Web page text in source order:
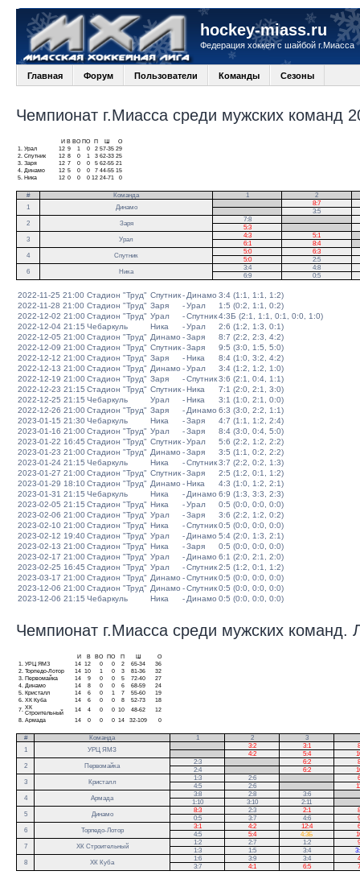
hockey-miass.ru
Федерация хоккея с шайбой г.Миасса
Главная Форум Пользователи Команды Сезоны
Чемпионат г.Миасса среди мужских команд
И В ВО ПО П
О
1.
Урал 12 9 1 0 2 57-35 29
2. Спутник 12 8 0 1 3 62-33 25
3. Заря 12 7 0 0 5 62-55 21
4.
Динамо 12 5 0 0 7 44-55 15
5.
Ника 12 0 0 0 12 24-71 0
# Команда 1
2
1
Динамо
8:7
3:5
2
Заря
7:8
5:3
3
Урал
4:3 5:1
6:1
8:4
4
Спутник
5:0
6:3
5:0
2:5
6
Ника
3:4
4:8
6:9
0:5
2022-11-25 21:00 Стадион "Труд" Спутник- Динамо 3:4 (1:1, 1:1, 1:2)
2022-11-28 21:00 Стадион "Труд" Заря -Урал
1:5 (0:2, 1:1, 0:2)
2022-12-02 21:00Стадион "Труд" Урал -Спутник4:3Б (2:1, 1:1, 0:1, 0:0, 1:0)
2022-12-04 21:15 Чебаркуль Ника -Урал
2:6 (1:2, 1:3, 0:1)
2022-12-05 21:00Стадион "Труд" Динамо -Заря
8:7 (2:2, 2:3, 4:2)
2022-12-09 21:00Стадион "Труд" Спутник-Заря
9:5 (3:0, 1:5, 5:0)
2022-12-12 21:00Стадион "Труд" Заря -Ника
8:4 (1:0, 3:2, 4:2)
2022-12-13 21:00Стадион "Труд" Динамо -Урал
3:4 (1:2, 1:2, 1:0)
2022-12-19 21:00Стадион "Труд" Заря -Спутник3:6 (2:1, 0:4, 1:1)
2022-12-23 21:15 Стадион "Труд" Спутник-Ника
7:1 (2:0, 2:1, 3:0)
2022-12-25 21:15 Чебаркуль Урал -Ника
3:1 (1:0, 2:1, 0:0)
2022-12-26 21:00Стадион "Труд" Заря - Динамо 6:3 (3:0, 2:2, 1:1)
2023-01-15 21:30Чебаркуль Ника -Заря
4:7 (1:1, 1:2, 2:4)
2023-01-16 21:00Стадион "Труд" Урал -Заря
8:4 (3:0, 0:4, 5:0)
2023-01-22 16:45 Стадион "Труд" Спутник-Урал
5:6 (2:2, 1:2, 2:2)
2023-01-23 21:00Стадион "Труд" Динамо -Заря
3:5 (1:1, 0:2, 2:2)
2023-01-24 21:15 Чебаркуль Ника -Спутник3:7 (2:2, 0:2, 1:3)
2023-01-27 21:00Стадион "Труд" Спутник-Заря
2:5 (1:2, 0:1, 1:2)
2023-01-29 18:10Стадион "Труд" Динамо -Ника
4:3 (1:0, 1:2, 2:1)
2023-01-31 21:15 Чебаркуль Ника - Динамо 6:9 (1:3, 3:3, 2:3)
2023-02-05 21:15 Стадион "Труд" Ника -Урал
0:5 (0:0, 0:0, 0:0)
2023-02-06 21:00Стадион "Труд" Урал -Заря
3:6 (2:2, 1:2, 0:2)
2023-02-10 21:00Стадион "Труд" Ника -Спутник0:5 (0:0, 0:0, 0:0)
2023-02-12 19:40Стадион "Труд" Урал - Динамо 5:4 (2:0, 1:3, 2:1)
2023-02-13 21:00Стадион "Труд" Ника -Заря
0:5 (0:0, 0:0, 0:0)
2023-02-17 21:00Стадион "Труд" Урал - Динамо 6:1 (2:0, 2:1, 2:0)
2023-02-25 16:45 Стадион "Труд" Урал -Спутник2:5 (1:2, 0:1, 1:2)
2023-03-17 21:00Стадион "Труд" Динамо -Спутник0:5 (0:0, 0:0, 0:0)
2023-12-06 21:00Стадион "Труд" Динамо -Спутник0:5 (0:0, 0:0, 0:0)
2023-12-06 21:15 Чебаркуль Ника - Динамо 0:5 (0:0, 0:0, 0:0)
Чемпионат г.Миасса среди мужских команд.
И В ВО ПО П
О
1.
УРЦ ЯМЗ 14 12 0 0 2 65-34
36
2. Торпедо-Лотор 14 10 1 0 3 81-36
32
3.
Первомайка 14 9 0 0 5 72-40
27
4.
Динамо 14 8 0 0 6 68-59
24
5.
Кристалл 14 6 0 1 7 55-60
19
6. ХК Куба 14 6 0 0 8 52-73
18
7. ХК
Строительный
14 4 0 0 10 48-62
12
8. Армада 14 0 0 0 14 32-109 0
# Команда 1 2 3
1
УРЦ ЯМЗ
3:2 3:1
4:2 5:4
2
Первомайка
2:3 6:2
2:4
6:2
3
Кристалл
1:3 2:6
4:5
2:6
4
Армада
3:8 2:8 3:6
1:10
3:10 2:11
5
Динамо
8:3 2:3 2:1
0:5
3:7 4:6
6
Торпедо-Лотор
3:1 4:2 12:4
4:5
5:4 4:3Б
7
ХК Строительный
1:2 2:7 1:2
1:3
1:5 3:4
8
ХК Куба
1:6 3:9 3:4
3:7
4:1 6:5